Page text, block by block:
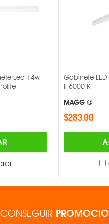
Flujo luminoso
Dimensiones
Led 14w
-
Gabinete LED
II 6000 K -
MAGG ®
$283.00
CONSEGUIR